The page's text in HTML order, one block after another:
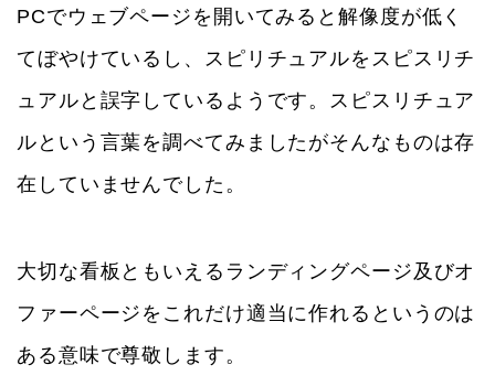
PCでウェブページを開いてみると解像度が低く
てぼやけているし、スピリチュアルをスピスリチ
ュアルと誤字しているようです。スピスリチュア
ルという言葉を調べてみましたがそんなものは存
在していませんでした。
大切な看板ともいえるランディングページ及びオ
ファーページをこれだけ適当に作れるというのは
ある意味で尊敬します。